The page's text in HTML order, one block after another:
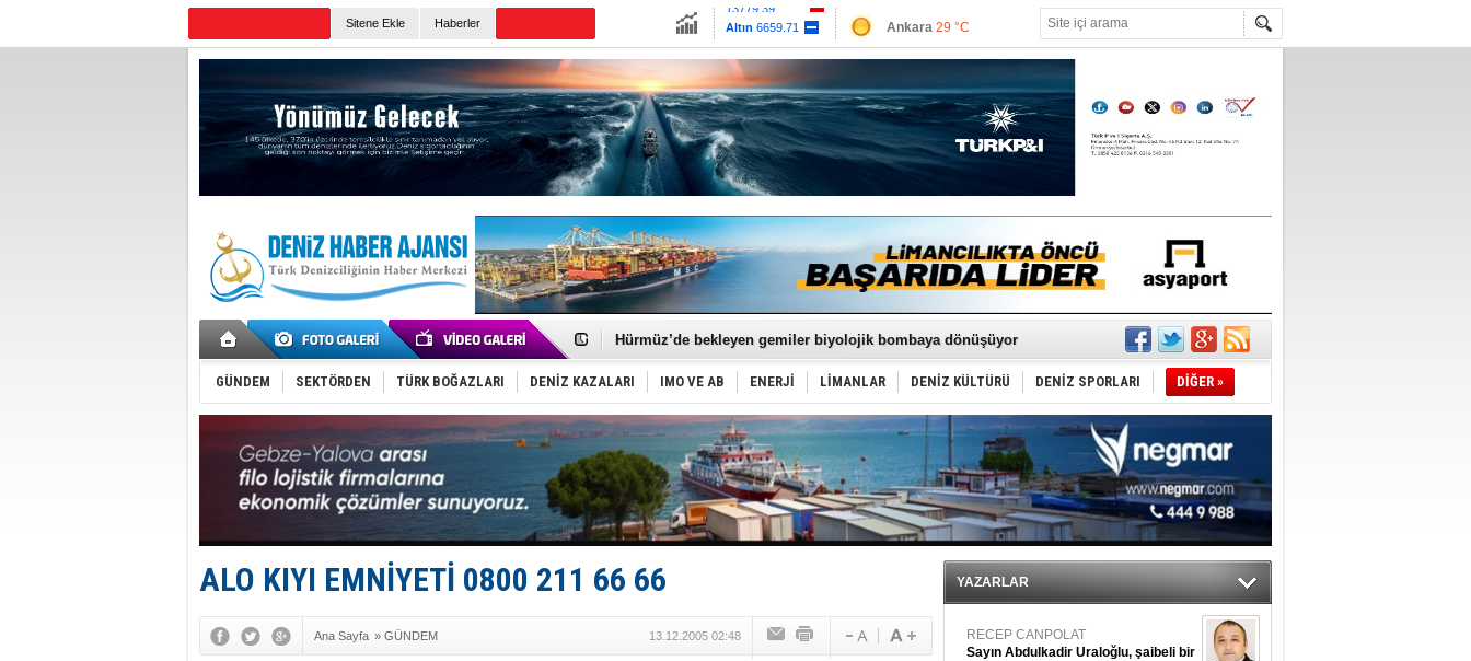
Sitene Ekle Haberler
Altın 6659.71
Euro55.1258
Ankara 29 °C
Antalya33 °C
Muğla 31 °C
Çanakkale 30 °C
Türkiye'nin ‘Denizcilik Gücü’!
Hürmüz’de bekleyen gemiler biyolojik bombaya dönüşüyor
Rusya'nın gizli filosu büyüyor!
Keşfedildi: En büyük Mercan Ormanı!
D-Marin, Avrupa'nın tekne fuarlarına çıkarma yapacak
Van’da inşa edilen teknelere yoğun talep var
ASEAN ilk P&I Sigorta Kulübünü kurmaya hazırlanıyor
TAYK - Eker Olympos Regatta'da ilk start!
İstanbul ve Çanakkale: 6 ayda 40.000 gemi
TEKNOFEST ‘Mavi Vatan’ ziyaretçi kayıtları başladı!
Tersane işçilerinin direnişi, kazanımla sonuçlandı
İngiliz aktivistler, gemide mahsur kaldı!
FESCO, Karadeniz'de yeni sevkiyat taleplerini durdurdu
DESE, BIMCO’ya katıldı
GÜNDEM SEKTÖRDEN TÜRK BOĞAZLARI DENİZ KAZALARI IMO VE AB ENERJİ LİMANLAR DENİZ KÜLTÜRÜ DENİZ SPORLARI DİĞER »
ALO KIYI EMNİYETİ 0800 211 66 66
Ana Sayfa » GÜNDEM 13.12.2005 02:48
YAZARLAR
RECEP CANPOLAT
Sayın Abdulkadir Uraloğlu, şaibeli bir